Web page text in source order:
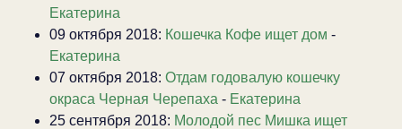
Екатерина
09 октября 2018: Кошечка Кофе ищет дом -
Екатерина
07 октября 2018: Отдам годовалую кошечку
окраса Черная Черепаха - Екатерина
25 сентября 2018: Молодой пес Мишка ищет